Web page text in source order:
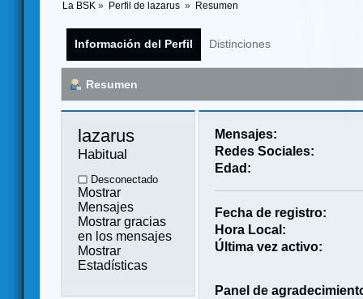
La BSK » Perfil de lazarus » Resumen
Información del Perfil Distinciones
Resumen
lazarus
Habitual
Desconectado
Mostrar
Mensajes
Mostrar gracias
en los mensajes
Mostrar
Estadísticas
Mensajes:
Redes Sociales:
Edad:
Fecha de registro:
Hora Local:
Última vez activo:
Panel de